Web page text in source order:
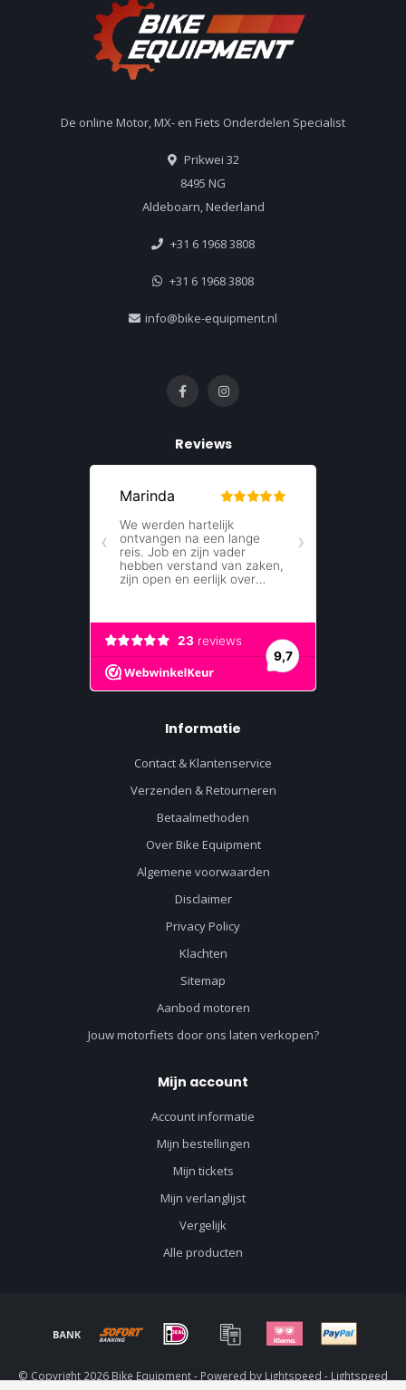
De online Motor, MX- en Fiets Onderdelen Specialist
Prikwei 32
8495 NG
Aldeboarn, Nederland
+31 6 1968 3808
+31 6 1968 3808
info@bike-equipment.nl
Reviews
Informatie
Contact & Klantenservice
Verzenden & Retourneren
Betaalmethoden
Over Bike Equipment
Algemene voorwaarden
Disclaimer
Privacy Policy
Klachten
Sitemap
Aanbod motoren
Jouw motorfiets door ons laten verkopen?
Mijn account
Account informatie
Mijn bestellingen
Mijn tickets
Mijn verlanglijst
Vergelijk
Alle producten
© Copyright 2026 Bike Equipment - Powered by Lightspeed - Lightspeed